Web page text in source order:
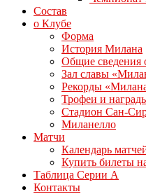
Состав
о Клубе
Форма
История Милана
Общие сведения
Зал славы
Рекорды
Трофеи и
Стадион Сан-
Миланелло
Матчи
Календарь
Купить билеты
Таблица Серии А
Контакты